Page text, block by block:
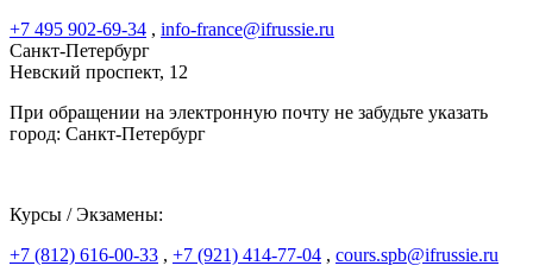
+7 495 902-69-34 , info-france@ifrussie.ru
Санкт-Петербург
Невский проспект, 12
При обращении на электронную почту не забудьте указать
город: Санкт-Петербург
Курсы / Экзамены:
+7 (812) 616-00-33 , +7 (921) 414-77-04 , cours.spb@ifrussie.ru